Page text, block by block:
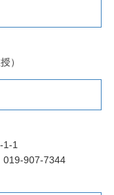
）
1
907-7344